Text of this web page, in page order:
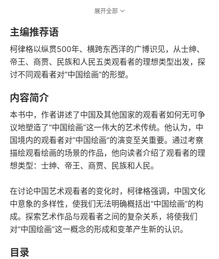
196千字
字数
2020-04-01
发行日期
展开全部
主编推荐语
柯律格以纵贯500年、横跨东西洋的广博识见，从士绅、
帝王、商贾、民族和人民五类观看者的理想类型出发，探
讨不同观看者对“中国绘画”的形塑。
内容简介
本书中，作者讲述了中国及其他国家的观看者如何无可争
议地塑造了“中国绘画”这一伟大的艺术传统。他认为，中
国境内的观看者对“中国绘画”的演变至关重要。通过考察
描绘观看绘画的场景的作品，他向读者介绍了观看者的理
想类型：士绅、帝王、商贾、民族和人民。
在讨论中国艺术观看者的变化时，柯律格强调，中国文化
中意象的多样性，使我们无法明确概括出“中国绘画”的构
成。探索艺术作品与观看者之间的复杂关系，将使我们
对“中国绘画”这一概念的形成和变革产生新的认识。
目录